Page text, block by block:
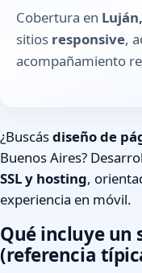
Cobertura en
sitios responsive,
acompañamiento
¿Buscásdiseño de
Buenos Aires?
SSL y hosting,
experiencia en móvil.
Qué incluye
(referencia